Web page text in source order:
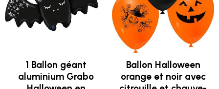
1 Ballon géant
aluminium Grabo
Ballon Halloween
orange et noir avec